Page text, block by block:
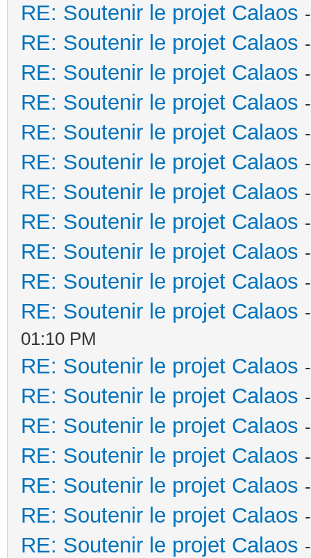
RE: Soutenir le projet Calaos
RE: Soutenir le projet Calaos
RE: Soutenir le projet Calaos
RE: Soutenir le projet Calaos
RE: Soutenir le projet Calaos
RE: Soutenir le projet Calaos
RE: Soutenir le projet Calaos
RE: Soutenir le projet Calaos
RE: Soutenir le projet Calaos
RE: Soutenir le projet Calaos
RE: Soutenir le projet Calaos
01:10 PM
RE: Soutenir le projet Calaos
RE: Soutenir le projet Calaos
RE: Soutenir le projet Calaos
RE: Soutenir le projet Calaos
RE: Soutenir le projet Calaos
RE: Soutenir le projet Calaos
RE: Soutenir le projet Calaos